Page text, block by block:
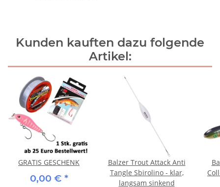
Kunden kauften dazu folgende
Artikel:
GRATIS GESCHENK
0,00 € *
Balzer Trout Attack Anti
Tangle Sbirolino - klar,
langsam sinkend